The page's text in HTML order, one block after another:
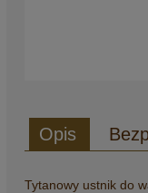
Opis
Tytanowy ustnik do